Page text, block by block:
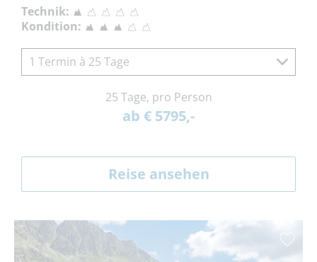
Technik:
Kondition:
1 Termin à 25 Tage
25 Tage, pro Person
ab € 5795,-
Reise ansehen